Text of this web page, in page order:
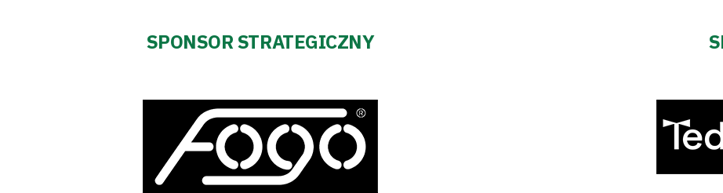
#WARTOpobrać
pośredników
SPONSOR STRATEGICZNY